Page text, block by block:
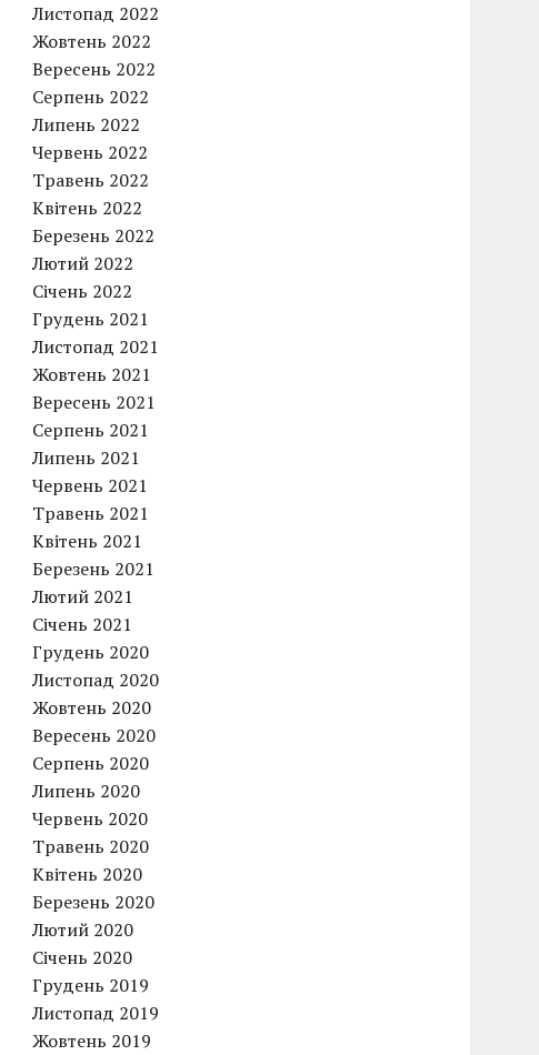
Листопад 2022
Жовтень 2022
Вересень 2022
Серпень 2022
Липень 2022
Червень 2022
Травень 2022
Квітень 2022
Березень 2022
Лютий 2022
Січень 2022
Грудень 2021
Листопад 2021
Жовтень 2021
Вересень 2021
Серпень 2021
Липень 2021
Червень 2021
Травень 2021
Квітень 2021
Березень 2021
Лютий 2021
Січень 2021
Грудень 2020
Листопад 2020
Жовтень 2020
Вересень 2020
Серпень 2020
Липень 2020
Червень 2020
Травень 2020
Квітень 2020
Березень 2020
Лютий 2020
Січень 2020
Грудень 2019
Листопад 2019
Жовтень 2019